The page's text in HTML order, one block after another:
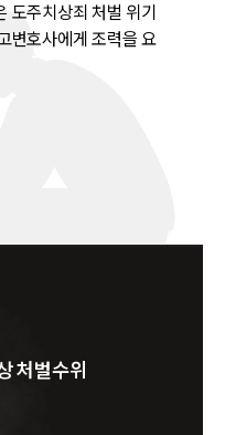
도주치상죄 처벌 위기
변호사에게 조력을 요
처벌수위